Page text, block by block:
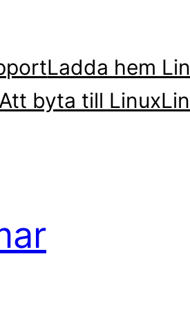
Ladda hem
Att byta till Linux